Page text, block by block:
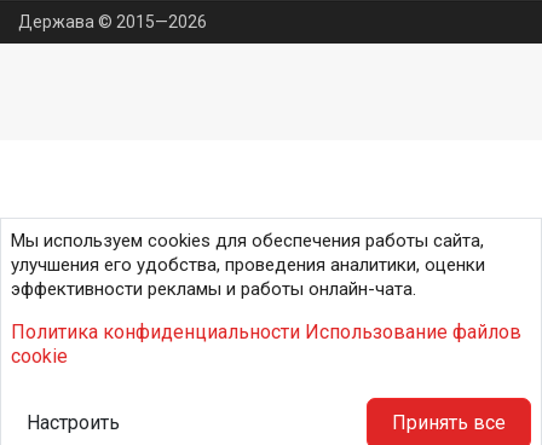
Держава © 2015—2026
Мы используем cookies для обеспечения работы сайта,
улучшения его удобства, проведения аналитики, оценки
эффективности рекламы и работы онлайн-чата.
Политика конфиденциальности Использование файлов
cookie
Настроить Принять все